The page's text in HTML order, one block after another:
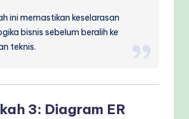
ini memastikan keselarasan
bisnis sebelum beralih ke
teknis.
3: Diagram ER